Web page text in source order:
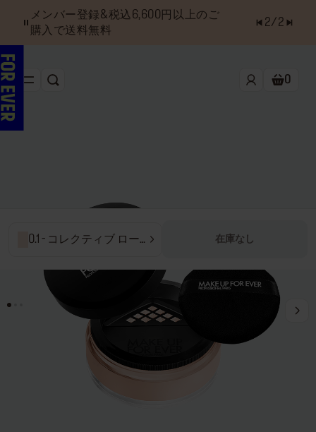
メンバー登録&税込6,600円以上のご
購入で送料無料
2/ 2
リップ
キャンペーン
店舗検索
ログインまたはサインアップ
検索 ショ
0
0.1 - コレクティブ ロー
在庫なし